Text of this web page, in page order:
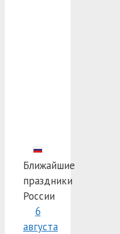
Ближайшие
праздники
России
6
августа